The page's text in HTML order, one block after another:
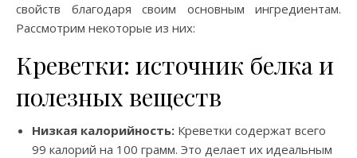
свойств благодаря своим основным ингредиентам.
Рассмотрим некоторые из них:
Креветки: источник белка и
полезных веществ
Низкая калорийность: Креветки содержат всего
99 калорий на 100 грамм. Это делает их идеальным